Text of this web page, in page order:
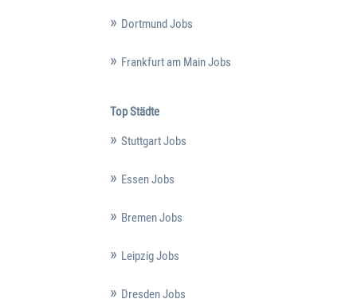
Dortmund Jobs
Frankfurt am Main Jobs
Top Städte
Stuttgart Jobs
Essen Jobs
Bremen Jobs
Leipzig Jobs
Dresden Jobs